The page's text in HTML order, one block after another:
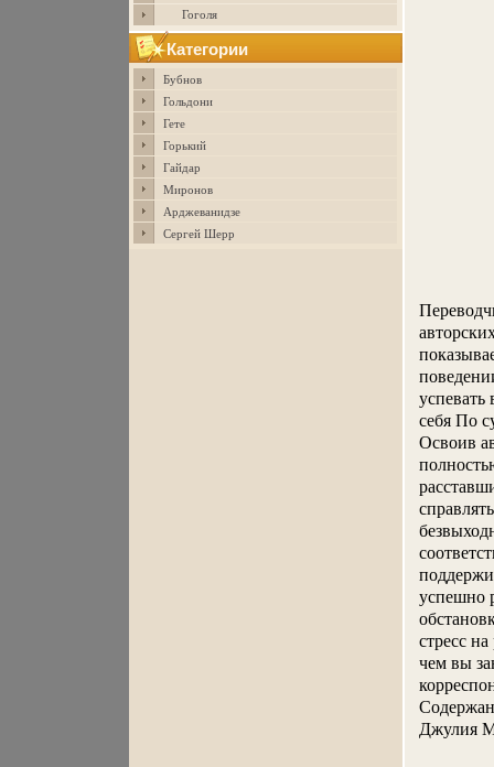
Гоголя
Категории
Бубнов
Гольдони
Гете
Горький
Гайдар
Миронов
Арджеванидзе
Сергей Шерр
успевать
себя По
Освоив
успешно
стресс
чем вы
Джулия